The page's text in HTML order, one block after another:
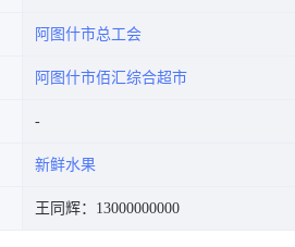
阿图什市总工会
阿图什市佰汇综合超市
新鲜水果
王同辉：13000000000